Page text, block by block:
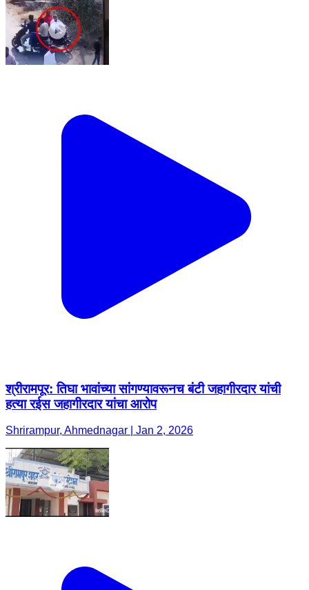
श्रीरामपूर: तिघा भावांच्या सांगण्यावरूनच बंटी जहागीरदार यांची
हत्या रईस जहागीरदार यांचा आरोप
Shrirampur, Ahmednagar | Jan 2, 2026